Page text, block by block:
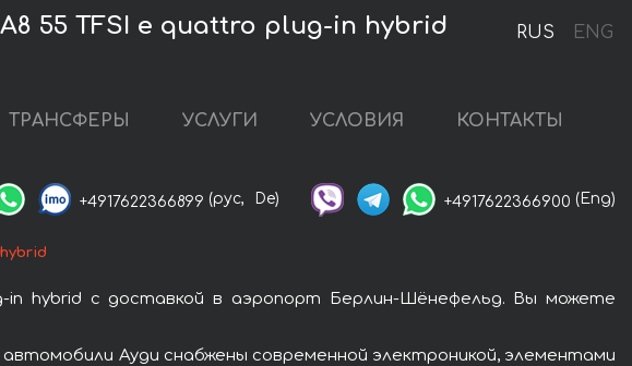
RUS ENG
55 TFSI e quattro plug-in hybrid
ТРАНСФЕРЫ УСЛУГИ УСЛОВИЯ КОНТАКТЫ
+4917622366899 (рус, De) +4917622366900 (Eng)
hybrid с доставкой в аэропорт Берлин-Шёнефельд. Вы можете
Ауди снабжены современной электроникой, элементами